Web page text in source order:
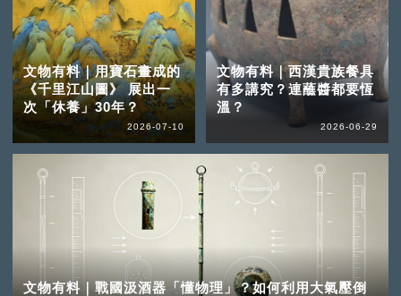
文物有料｜用寶石畫成的
《千里江山圖》 展出一
次「休養」30年？
2026-07-10
文物有料｜西漢貴族餐具
有多講究？連蘸醬都要恆
溫？
2026-06-29
文物有料｜戰國汲酒器「懂物理」？如何利用大氣壓倒